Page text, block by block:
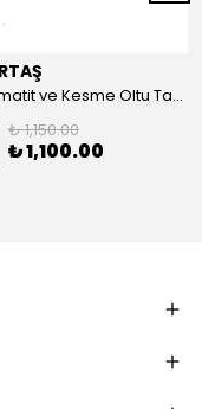
2'li Hematit ve Kesme Oltu Taşı Bileklik
₺ 1,150.00
₺ 1,100.00